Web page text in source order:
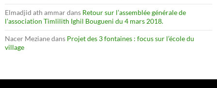
Elmadjid ath ammardans Retour sur l’assemblée générale de
l’association Timlilith Ighil Bougueni du 4 mars 2018.
Nacer Mezianedans Projet des 3 fontaines : focus sur l’école du
village